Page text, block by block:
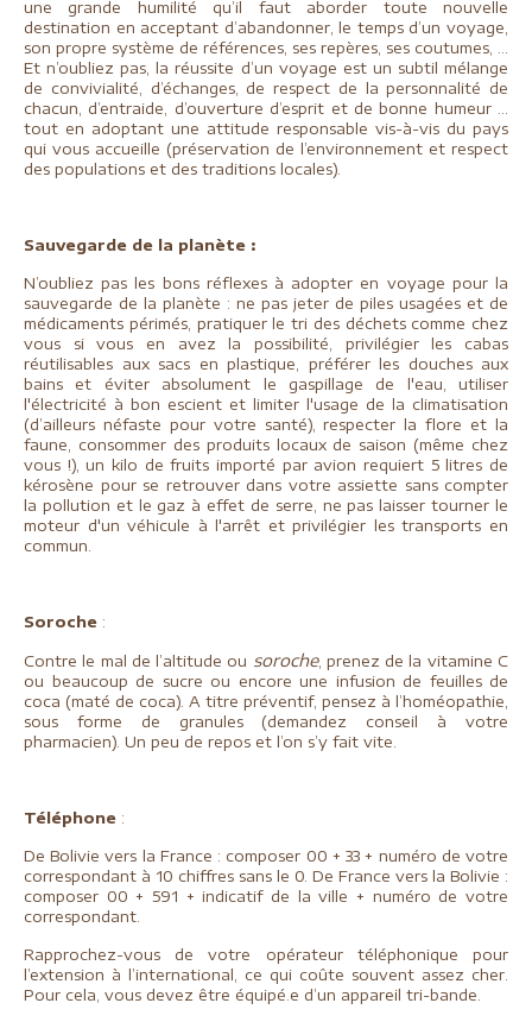
une grande humilité qu’il faut aborder toute nouvelle
destination en acceptant d’abandonner, le temps d’un voyage,
son propre système de références, ses repères, ses coutumes, …
Et n’oubliez pas, la réussite d’un voyage est un subtil mélange
de convivialité, d’échanges, de respect de la personnalité de
chacun, d’entraide, d’ouverture d’esprit et de bonne humeur …
tout en adoptant une attitude responsable vis-à-vis du pays
qui vous accueille (préservation de l’environnement et respect
des populations et des traditions locales).
Sauvegarde de la planète :
N’oubliez pas les bons réflexes à adopter en voyage pour la
sauvegarde de la planète : ne pas jeter de piles usagées et de
médicaments périmés, pratiquer le tri des déchets comme chez
vous si vous en avez la possibilité, privilégier les cabas
réutilisables aux sacs en plastique, préférer les douches aux
bains et éviter absolument le gaspillage de l'eau, utiliser
l'électricité à bon escient et limiter l'usage de la climatisation
(d’ailleurs néfaste pour votre santé), respecter la flore et la
faune, consommer des produits locaux de saison (même chez
vous !), un kilo de fruits importé par avion requiert 5 litres de
kérosène pour se retrouver dans votre assiette sans compter
la pollution et le gaz à effet de serre, ne pas laisser tourner le
moteur d'un véhicule à l'arrêt et privilégier les transports en
commun.
Soroche :
Contre le mal de l’altitude ou soroche, prenez de la vitamine C
ou beaucoup de sucre ou encore une infusion de feuilles de
coca (maté de coca). A titre préventif, pensez à l’homéopathie,
sous forme de granules (demandez conseil à votre
pharmacien). Un peu de repos et l’on s’y fait vite.
Téléphone :
De Bolivie vers la France : composer 00 + 33 + numéro de votre
correspondant à 10 chiffres sans le 0. De France vers la Bolivie :
composer 00 + 591 + indicatif de la ville + numéro de votre
correspondant.
Rapprochez-vous de votre opérateur téléphonique pour
l’extension à l’international, ce qui coûte souvent assez cher.
Pour cela, vous devez être équipé.e d’un appareil tri-bande.